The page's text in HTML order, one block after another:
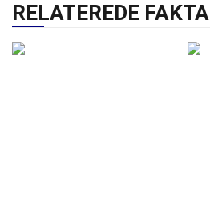
RELATEREDE FAKTA